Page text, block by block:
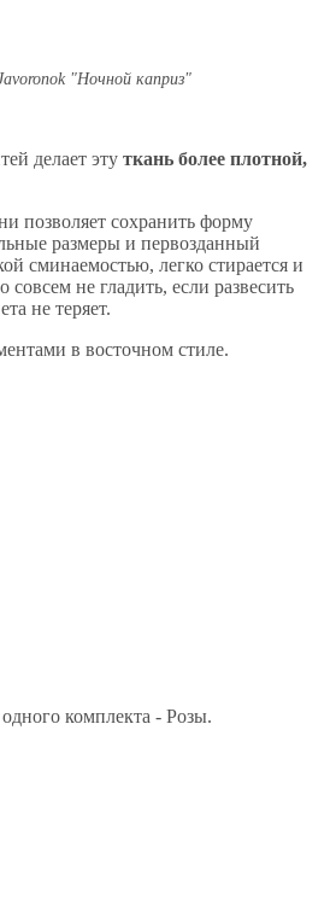
"Ночной каприз"
делает эту ткань более плотной,
позволяет сохранить форму
размеры и первозданный
сминаемостью, легко стирается и
не гладить, если развесить
не теряет.
в восточном стиле.
комплекта - Розы.